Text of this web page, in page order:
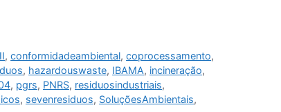
,conformidadeambiental,coprocessamento,
, hazardouswaste, IBAMA, incineração,
, pgrs, PNRS, residuosindustriais,
, sevenresiduos, SoluçõesAmbientais,